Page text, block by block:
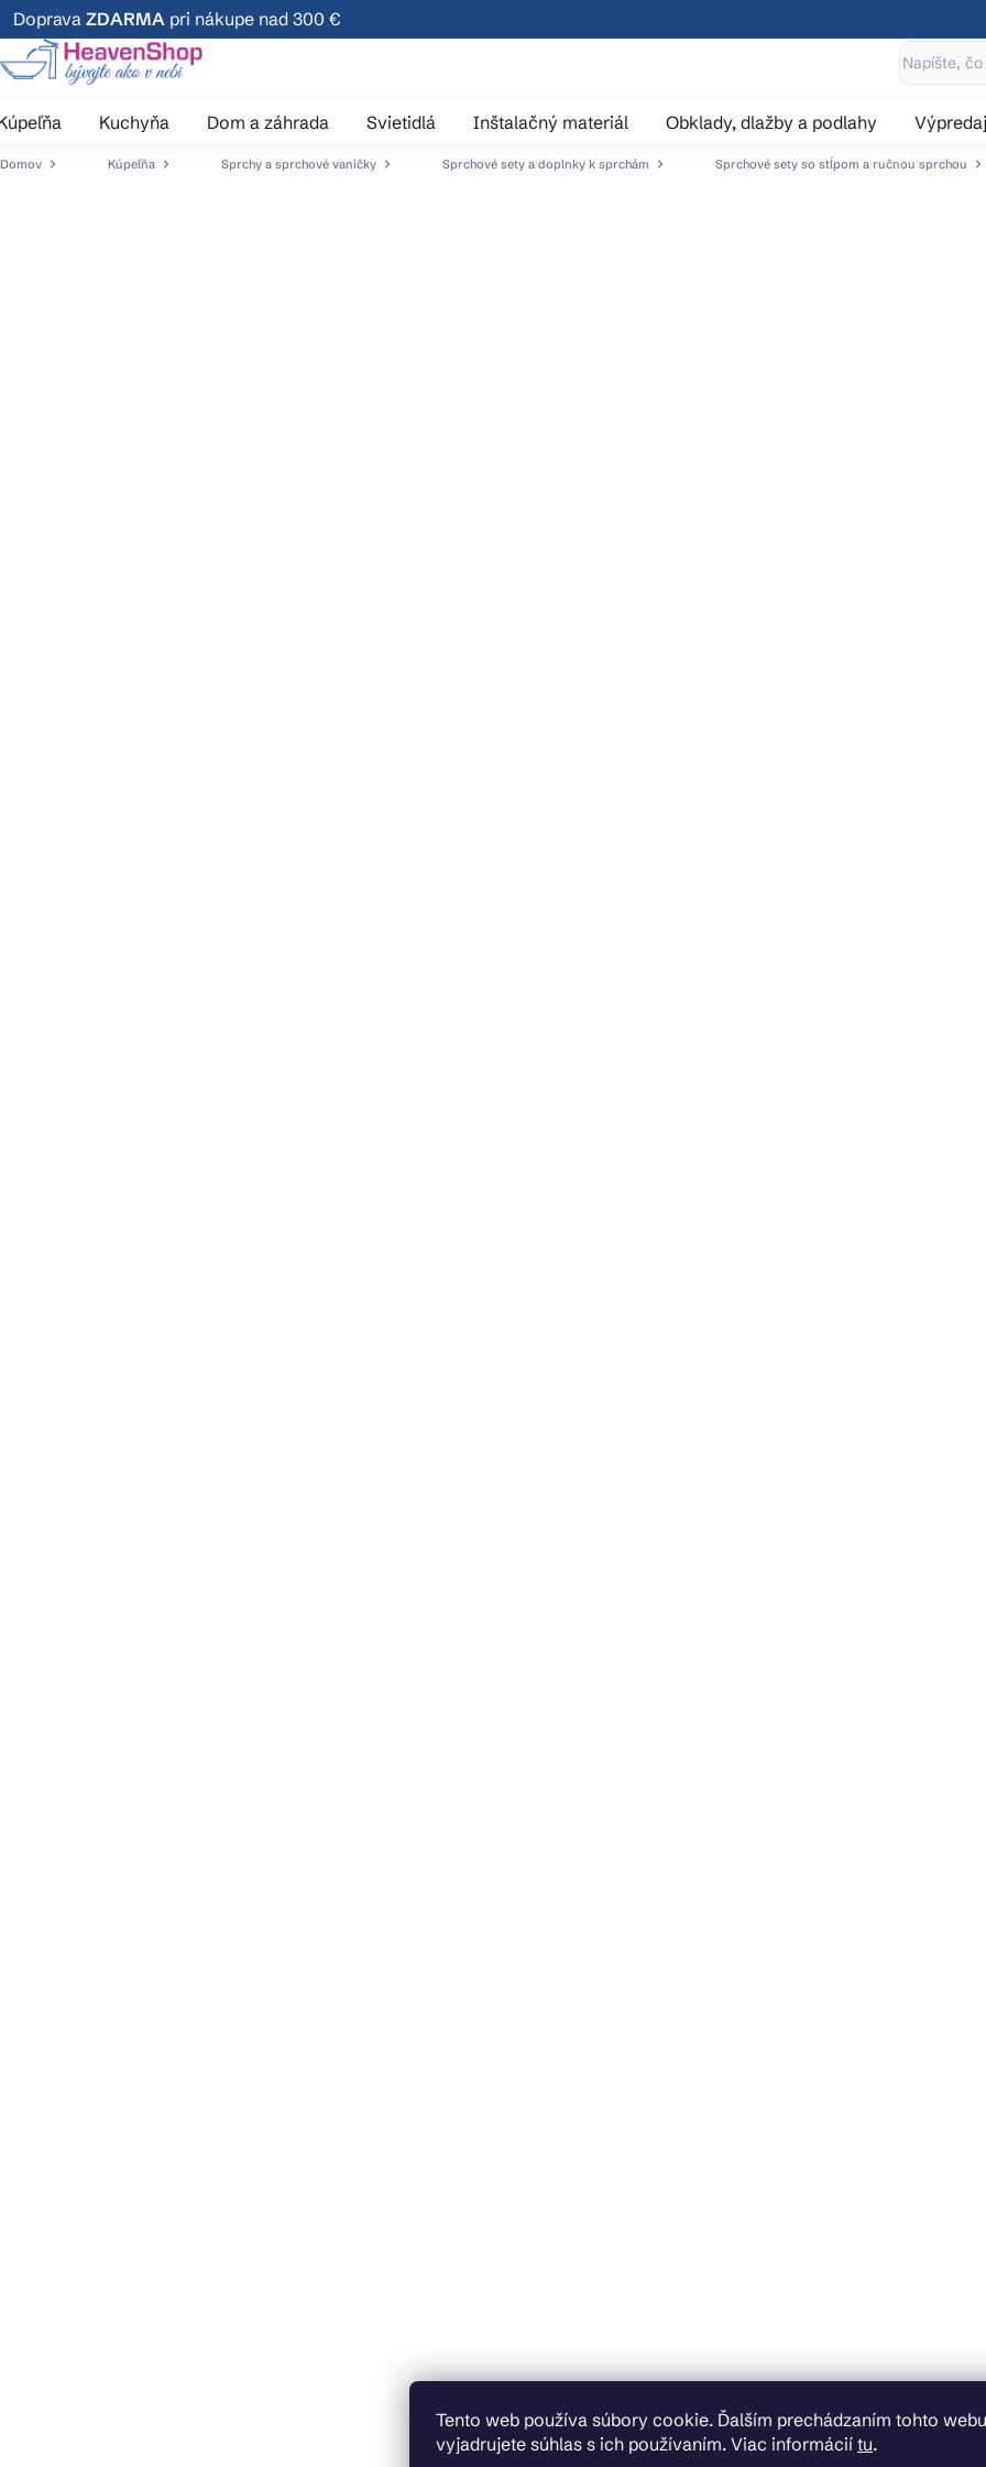
Tento web používa súbory cookie. Ďalším prechádzaním tohto webu
vyjadrujete súhlas s ich používaním. Viac informácií tu.
Prejsť
na
obsah
Doprava ZDARMA pri nákupe nad 300 €
Kuchyňa Dom a záhrada Svietidlá Inštalačný materiál Obklady, dlažby a podlahy Výpredaj
Domov Kúpeľňa Sprchy a sprchové vaničky Sprchové sety a doplnky k sprchám Sprchové sety so stĺpom a ručnou sprchou